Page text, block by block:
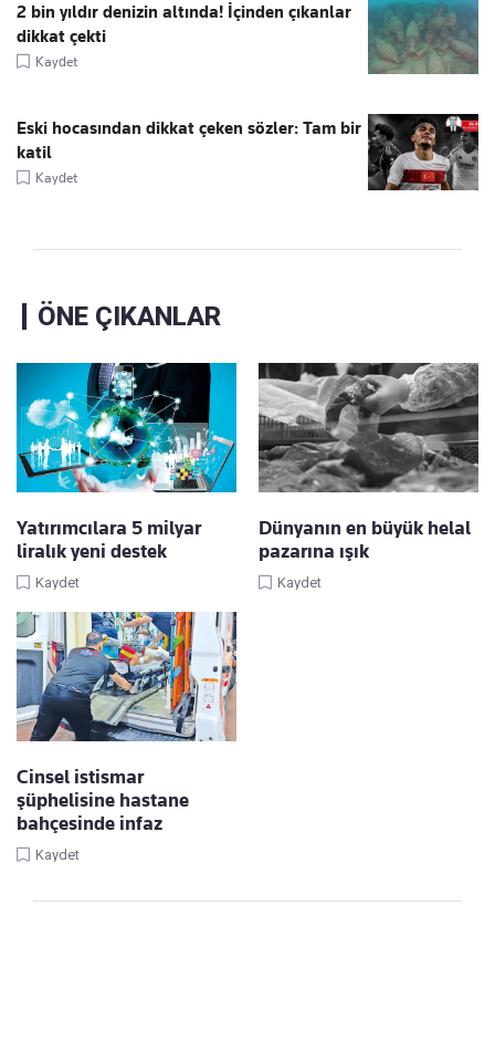
2 bin yıldır denizin altında! İçinden çıkanlar
dikkat çekti
Kaydet
Eski hocasından dikkat çeken sözler: Tam bir
katil
Kaydet
ÖNE ÇIKANLAR
Yatırımcılara 5 milyar
liralık yeni destek
Kaydet
Dünyanın en büyük helal
pazarına ışık
Kaydet
Cinsel istismar
şüphelisine hastane
bahçesinde infaz
Kaydet